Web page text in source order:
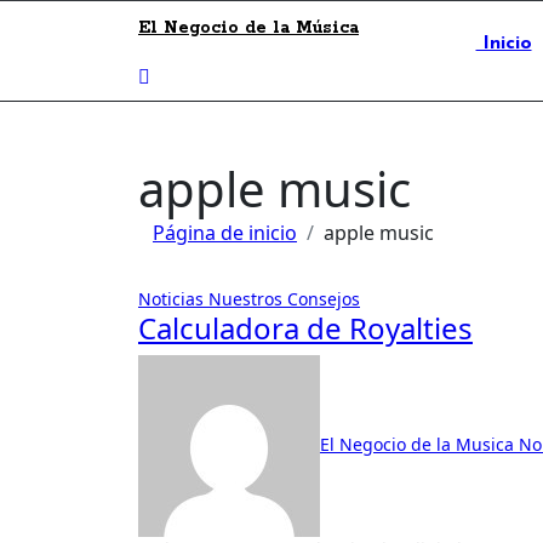
El Negocio de la Música
Inicio
apple music
Página de inicio apple music
Noticias Nuestros Consejos
Calculadora de Royalties
El Negocio de la Musica